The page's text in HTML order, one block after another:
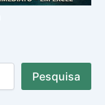
Pesquisa